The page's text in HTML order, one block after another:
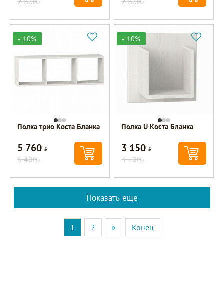
- 10%
Полка трио Коста Бланка
5 760Р
6 400Р
- 10%
Полка U Коста Бланка
3 150Р
3 500Р
Показать еще
1 2 » Конец